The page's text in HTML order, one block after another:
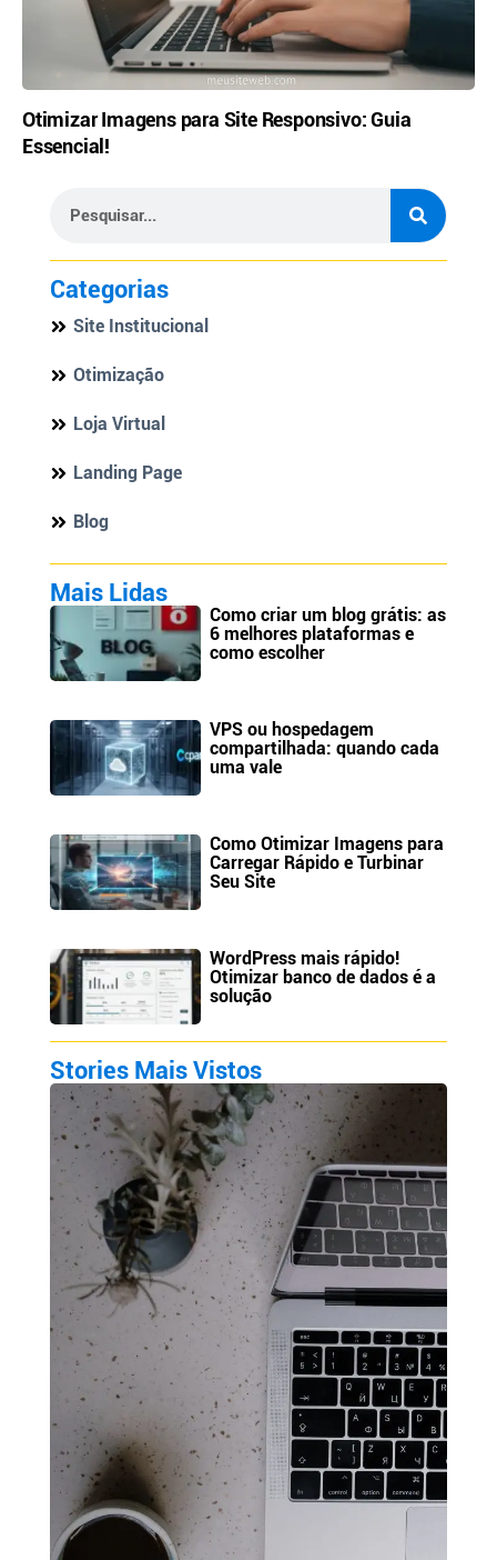
Otimizar Imagens para Site Responsivo: Guia
Essencial!
Categorias
Site Institucional
Otimização
Loja Virtual
Landing Page
Blog
Mais Lidas
Como criar um blog grátis: as
6 melhores plataformas e
como escolher
VPS ou hospedagem
compartilhada: quando cada
uma vale
Como Otimizar Imagens para
Carregar Rápido e Turbinar
Seu Site
WordPress mais rápido!
Otimizar banco de dados é a
solução
Stories Mais Vistos